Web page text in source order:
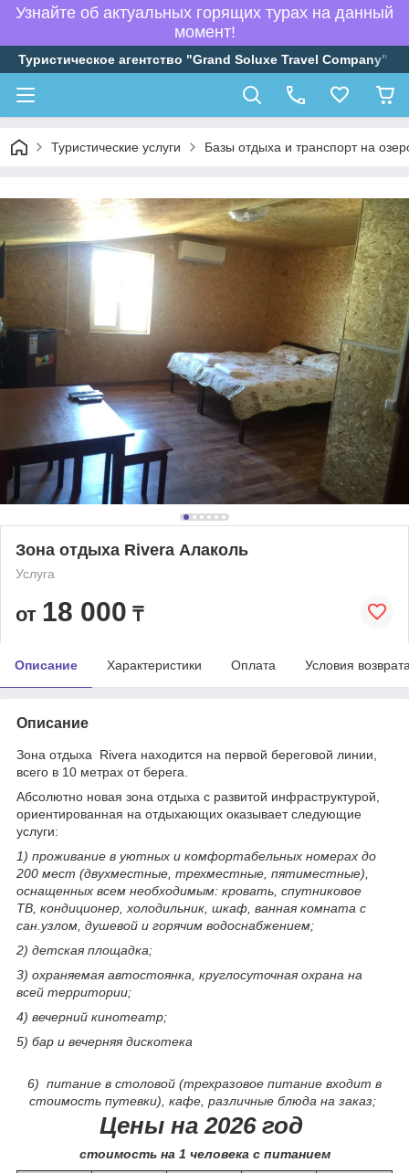
Узнайте об актуальных горящих турах на данный
момент!
Туристическое агентство "Grand Soluxe Travel Company"
Туристические услуги Базы отдыха и транспорт на
Зона отдыха Rivera Алаколь
Услуга
от 18 000 ₸
Описание Характеристики Оплата Условия
Описание
Зона отдыха Rivera находится на первой береговой линии,
всего в 10 метрах от берега.
Абсолютно новая зона отдыха с развитой инфраструктурой,
ориентированная на отдыхающих оказывает следующие
услуги:
1) проживание в уютных и комфортабельных номерах до
200 мест (двухместные, трехместные, пятиместные),
оснащенных всем необходимым: кровать, спутниковое
ТВ, кондиционер, холодильник, шкаф, ванная комната с
сан.узлом, душевой и горячим водоснабжением;
2) детская площадка;
3) охраняемая автостоянка, круглосуточная охрана на
всей территории;
4) вечерний кинотеатр;
5) бар и вечерняя дискотека
6) питание в столовой (трехразовое питание входит в
стоимость путевки), кафе, различные блюда на заказ;
Цены на 2026 год
стоимость на 1 человека с питанием